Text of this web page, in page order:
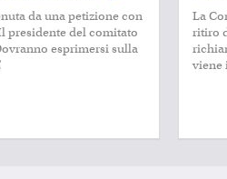
da una petizione con
presidente del comitato
esprimersi sulla
La
ritiro
viene